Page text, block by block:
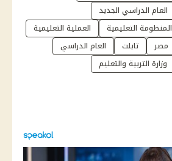
العام الدراسي الجديد
المنظومة التعليمية
العملية التعليمية
مصر تابلت
العام الدراسي
وزارة التربية والتعليم